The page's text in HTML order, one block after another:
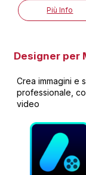
Più Info
Designer per
Crea immagini e
professionale,
video